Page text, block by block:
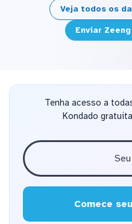
Veja todos os
Enviar
Tenha acesso a
Kondado
Comece